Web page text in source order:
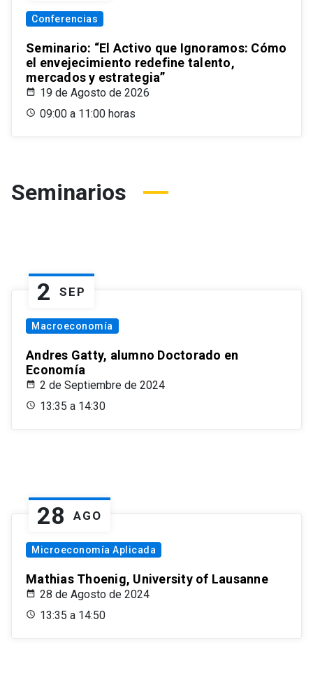
Conferencias
Seminario: “El Activo que Ignoramos: Cómo
el envejecimiento redefine talento,
mercados y estrategia”
19 de Agosto de 2026
09:00 a 11:00 horas
Seminarios
2 SEP
Macroeconomía
Andres Gatty, alumno Doctorado en
Economía
2 de Septiembre de 2024
13:35 a 14:30
28 AGO
Microeconomía Aplicada
Mathias Thoenig, University of Lausanne
28 de Agosto de 2024
13:35 a 14:50